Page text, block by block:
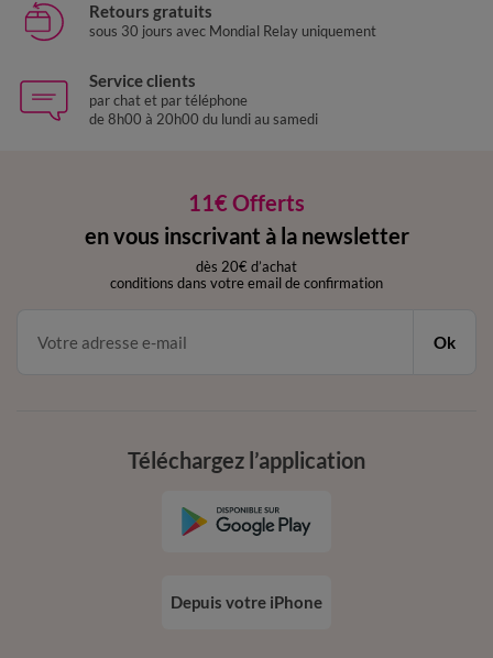
Retours gratuits
sous 30 jours avec Mondial Relay uniquement
Service clients
par chat et par téléphone
de 8h00 à 20h00 du lundi au samedi
11€ Offerts
en vous inscrivant à la newsletter
dès 20€ d’achat
conditions dans votre email de confirmation
Ok
Téléchargez l’application
Depuis votre iPhone